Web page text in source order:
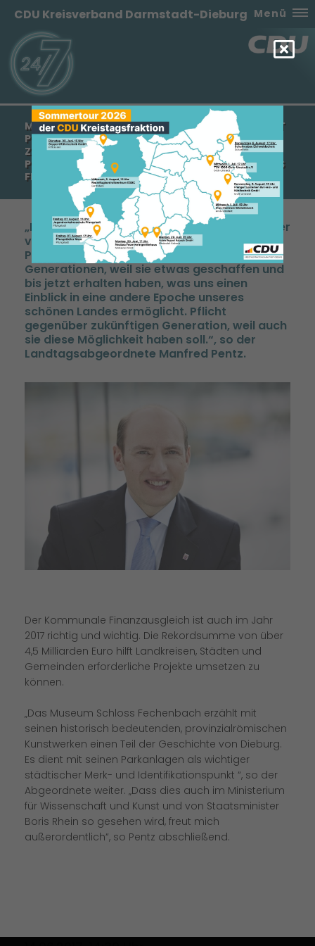
CDU Kreisverband Darmstadt-Dieburg Menü
MANFRED PENTZ: HISTORISCHES ZU ERHALTEN IST
PFLICHT GEGENÜBER VERGANGENEN UND
ZUKÜNFTIGEN GENERATIONEN. – 13524 EURO
PROJEKTFÖRDERUNG FÜR DAS MUSEUM SCHLOSS
FECHENBACH.
Historisches zu erhalten ist Pflicht gegenüber
vergangenen und zukünftigen Generationen.
Pflicht gegenüber den vergangen
Generationen, weil sie etwas geschaffen und
bis jetzt erhalten haben, was uns einen
Einblick in eine andere Epoche unseres
schönen Landes ermöglicht. Pflicht
gegenüber zukünftigen Generation, weil auch
sie diese Möglichkeit haben soll.“, so der
Landtagsabgeordnete Manfred Pentz.
Der Kommunale Finanzausgleich ist auch im Jahr
2017 richtig und wichtig. Die Rekordsumme von über
4,5 Milliarden Euro hilft Landkreisen, Städten und
Gemeinden erforderliche Projekte umsetzen zu
können.
Das Museum Schloss Fechenbach erzählt mit
seinen historisch bedeutenden, provinzialrömischen
Kunstwerken einen Teil der Geschichte von Dieburg.
Es dient mit seinen Parkanlagen als wichtiger
städtischer Merk- und Identifikationspunkt “, so der
Abgeordnete weiter. „Dass dies auch im Ministerium
für Wissenschaft und Kunst und von Staatsminister
Boris Rhein so gesehen wird, freut mich
außerordentlich“, so Pentz abschließend.